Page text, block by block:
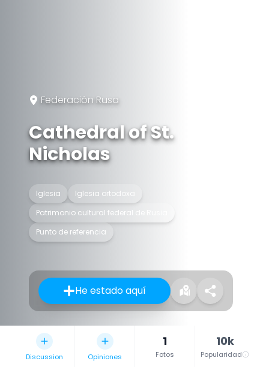
Federación Rusa
Cathedral of St.
Nicholas
Iglesia
Iglesia ortodoxa
Patrimonio cultural federal de Rusia
Punto de referencia
He estado aquí
Discussion Opiniones
1
Fotos
10k
Popularidad